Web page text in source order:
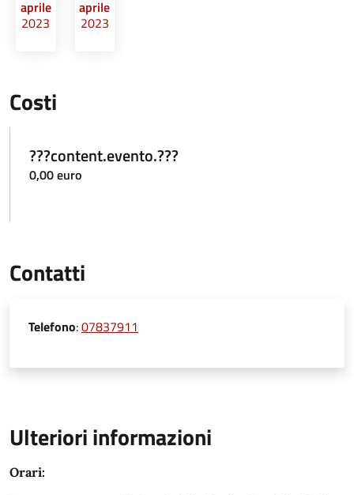
aprile
2023
aprile
2023
Costi
???content.evento.???
0,00 euro
Contatti
Telefono:07837911
Ulteriori informazioni
Orari: